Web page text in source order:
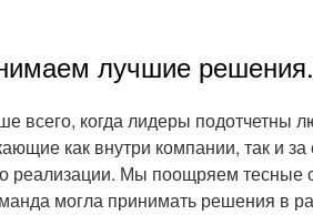
лучшие решения.
всего, когда лидеры подотчетны
как внутри компании, так и
реализации. Мы поощряем тесные
могла принимать решения в